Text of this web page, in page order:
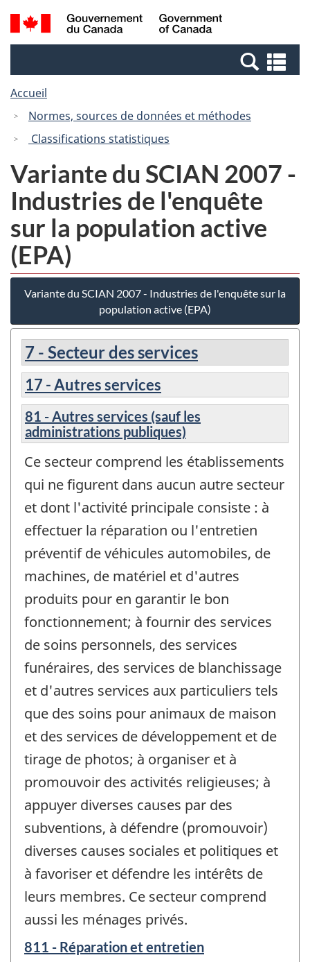
Passer
au
Passer
au
Passer
à
Canada
Recherche
et
et
Accueil
Normes, sources de données et méthodes
Classifications statistiques
Variante du SCIAN 2007 -
Industries de l'enquête
sur la population active
(EPA)
Variante du SCIAN 2007 - Industries de l'enquête sur la
population active (EPA)
7 - Secteur des services
17 - Autres services
81 - Autres services (sauf les
administrations publiques)
Ce secteur comprend les établissements
qui ne figurent dans aucun autre secteur
et dont l'activité principale consiste : à
effectuer la réparation ou l'entretien
préventif de véhicules automobiles, de
machines, de matériel et d'autres
produits pour en garantir le bon
fonctionnement; à fournir des services
de soins personnels, des services
funéraires, des services de blanchissage
et d'autres services aux particuliers tels
que des soins pour animaux de maison
et des services de développement et de
tirage de photos; à organiser et à
promouvoir des activités religieuses; à
appuyer diverses causes par des
subventions, à défendre (promouvoir)
diverses causes sociales et politiques et
à favoriser et défendre les intérêts de
leurs membres. Ce secteur comprend
aussi les ménages privés.
811 - Réparation et entretien